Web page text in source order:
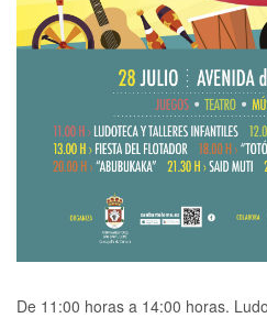
De 11:00 horas a 14:00 horas.